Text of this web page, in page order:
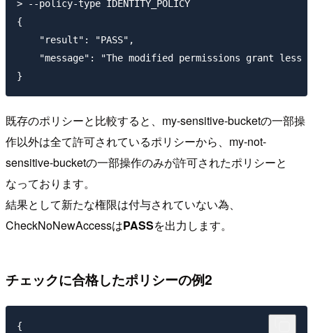
> --policy-type IDENTITY_POLICY
{
    "result": "PASS",
"message": "The modified permissions grant less
既存のポリシーと比較すると、my-sensitive-bucketの一部操
作以外は全て許可されているポリシーから、my-not-
sensitive-bucketの一部操作のみが許可されたポリシーと
なっております。
結果として新たな権限は付与されていない為、
CheckNoNewAccessはPASSを出力します。
チェックに合格したポリシーの例2
{